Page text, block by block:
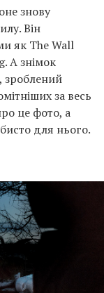
знову
Він
як The Wall
А знімок
зроблений
за весь
це фото, а
для нього.